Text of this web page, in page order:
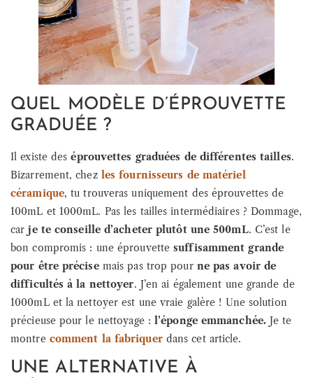
QUEL MODÈLE D’ÉPROUVETTE
GRADUÉE ?
Il existe deséprouvettes graduées de différentes tailles.
Bizarrement, chez les fournisseurs de matériel
céramique, tu trouveras uniquement des éprouvettes de
100mL et 1000mL. Pas les tailles intermédiaires ? Dommage,
carje te conseille d’acheter plutôt une 500mL. C’est le
bon compromis : une éprouvettesuffisamment grande
pour être précise mais pas trop pour ne pas avoir de
difficultés à la nettoyer. J’en ai également une grande de
1000mL et la nettoyer est une vraie galère ! Une solution
précieuse pour le nettoyage :l’éponge emmanchée.Je te
montre comment la fabriquerdans cet article.
UNE ALTERNATIVE À